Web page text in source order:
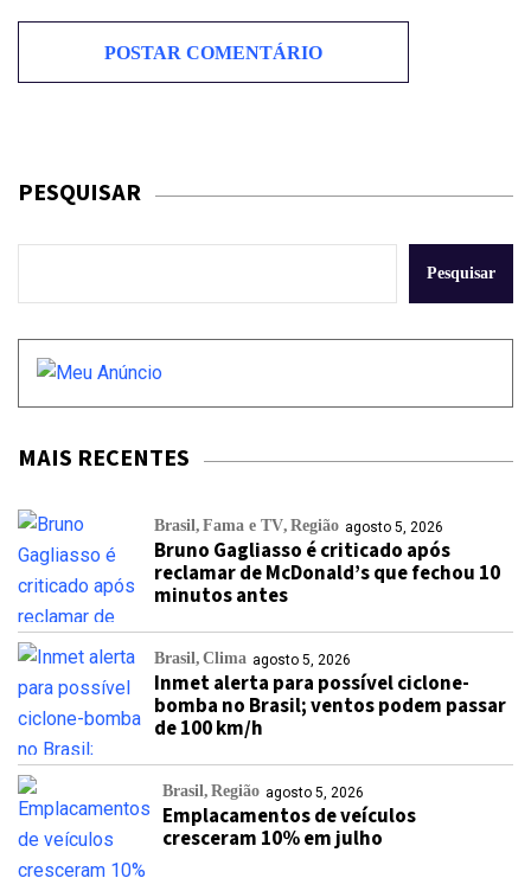
PESQUISAR
Pesquisar
MAIS RECENTES
Brasil Fama e TV Região agosto 5, 2026
Bruno Gagliasso é criticado após
reclamar de McDonald’s que fechou 10
minutos antes
Brasil Clima agosto 5, 2026
Inmet alerta para possível ciclone-
bomba no Brasil; ventos podem passar
de 100 km/h
Brasil Região agosto 5, 2026
Emplacamentos de veículos
cresceram 10% em julho